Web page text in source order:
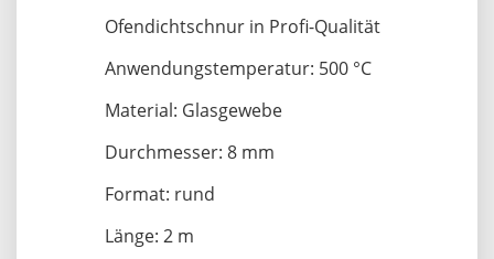
Ofendichtschnur in Profi-Qualität
Anwendungstemperatur: 500 °C
Material: Glasgewebe
Durchmesser: 8 mm
Format: rund
Länge: 2 m